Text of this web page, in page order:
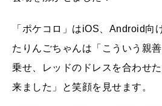
「ポケコロ」はiOS、Android
たりんごちゃんは「こういう親
乗せ、レッドのドレスを合わせ
来ました」と笑顔を見せます。